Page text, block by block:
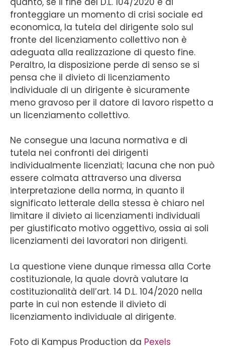
fronteggiare un momento di crisi sociale ed
economica, la tutela del dirigente solo sul
fronte del licenziamento collettivo non è
adeguata alla realizzazione di questo fine.
Peraltro, la disposizione perde di senso se si
pensa che il divieto di licenziamento
individuale di un dirigente è sicuramente
meno gravoso per il datore di lavoro rispetto a
un licenziamento collettivo.
Ne consegue una lacuna normativa e di
tutela nei confronti dei dirigenti
individualmente licenziati; lacuna che non può
essere colmata attraverso una diversa
interpretazione della norma, in quanto il
significato letterale della stessa è chiaro nel
limitare il divieto ai licenziamenti individuali
per giustificato motivo oggettivo, ossia ai soli
licenziamenti dei lavoratori non dirigenti.
La questione viene dunque rimessa alla Corte
costituzionale, la quale dovrà valutare la
costituzionalità dell’art. 14 D.L. 104/2020 nella
parte in cui non estende il divieto di
licenziamento individuale al dirigente.
Foto di Kampus Production da Pexels